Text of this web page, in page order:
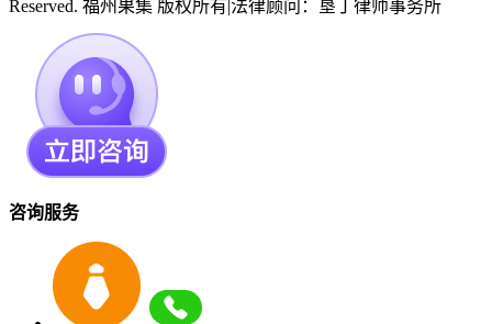
Reserved. 福州果集 版权所有|法律顾问：垦丁律师事务所
咨询服务